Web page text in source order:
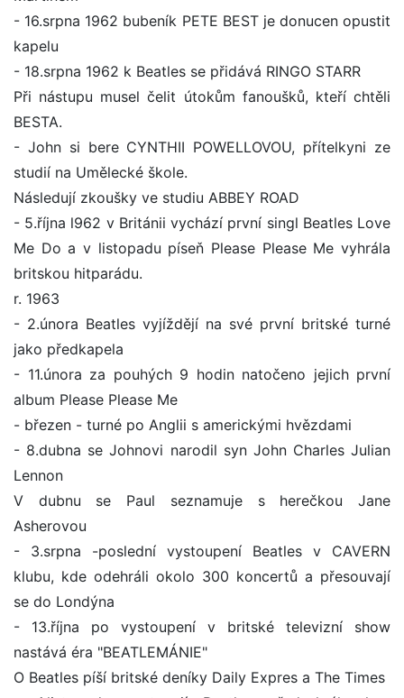
- 16.srpna 1962 bubeník PETE BEST je donucen opustit
kapelu
- 18.srpna 1962 k Beatles se přidává RINGO STARR
Při nástupu musel čelit útokům fanoušků, kteří chtěli
BESTA.
- John si bere CYNTHII POWELLOVOU, přítelkyni ze
studií na Umělecké škole.
Následují zkoušky ve studiu ABBEY ROAD
- 5.října l962 v Británii vychází první singl Beatles Love
Me Do a v listopadu píseň Please Please Me vyhrála
britskou hitparádu.
r. 1963
- 2.února Beatles vyjíždějí na své první britské turné
jako předkapela
- 11.února za pouhých 9 hodin natočeno jejich první
album Please Please Me
- březen - turné po Anglii s americkými hvězdami
- 8.dubna se Johnovi narodil syn John Charles Julian
Lennon
V dubnu se Paul seznamuje s herečkou Jane
Asherovou
- 3.srpna -poslední vystoupení Beatles v CAVERN
klubu, kde odehráli okolo 300 koncertů a přesouvají
se do Londýna
- 13.října po vystoupení v britské televizní show
nastává éra "BEATLEMÁNIE"
O Beatles píší britské deníky Daily Expres a The Times